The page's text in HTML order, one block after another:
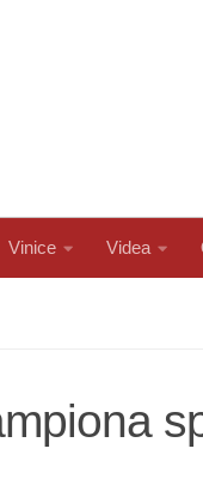
Vinice Videa